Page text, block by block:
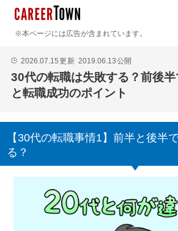
※本ページには広告が含まれています。
🕒 2026.07.15更新 2019.06.13公開
30代の転職は失敗する？前後
と転職成功のポイント
【30代の転職事情1】前半と後半
る？